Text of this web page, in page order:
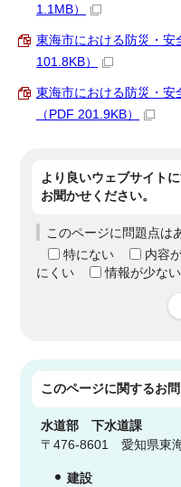
1.1MB）
東海市における防災・安
101.8KB）
東海市における防災・
（PDF 201.9KB）
より良いウェブサイト
お聞かせください。
このページに問題点は
特にない
内容
にくい
情報が少ない
このページに関するお
水道部下水道課
〒476-8601 愛知県東
建設